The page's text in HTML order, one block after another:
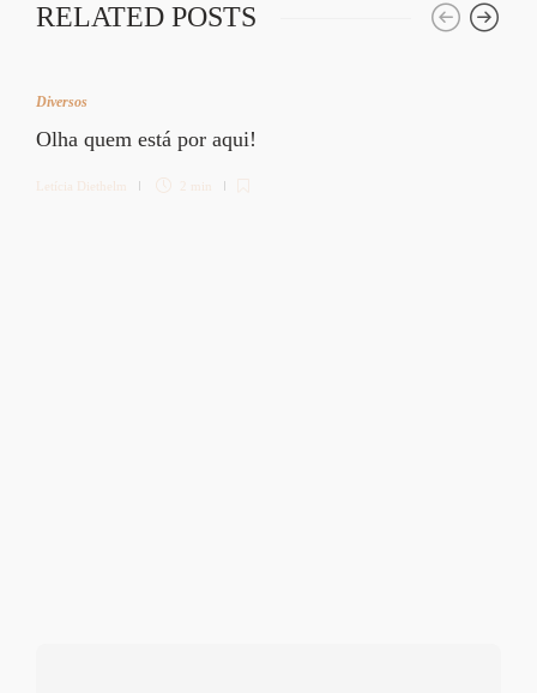
RELATED POSTS
Diversos
Olha quem está por aqui!
Letícia Diethelm 2 min